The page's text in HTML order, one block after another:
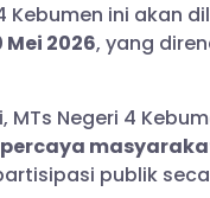
Kebumen ini akan
2026, yang
Negeri 4
publik